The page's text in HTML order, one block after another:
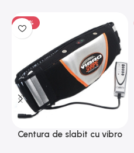
-50%
Centura de slabit cu vibro